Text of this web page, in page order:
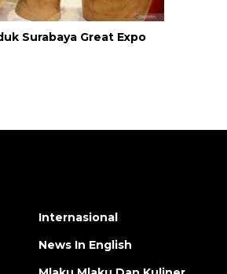
Surabaya Great Expo
Internasional
News In English